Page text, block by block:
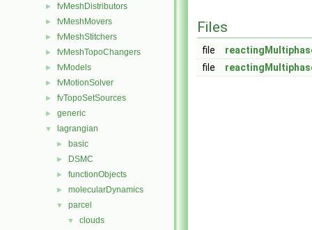
► fvMeshDistributors
► fvMeshMovers
► fvMeshStitchers
► fvMeshTopoChangers
► fvModels
► fvMotionSolver
► fvTopoSetSources
► generic
▼ lagrangian
► basic
► DSMC
► functionObjects
► molecularDynamics
▼ parcel
▼ clouds
Files
file
file